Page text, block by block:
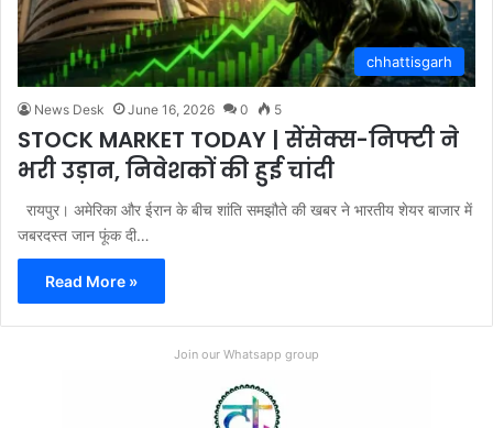
chhattisgarh
News Desk June 16, 2026 0 5
STOCK MARKET TODAY | सेंसेक्स-निफ्टी ने
भरी उड़ान, निवेशकों की हुई चांदी
रायपुर। अमेरिका और ईरान के बीच शांति समझौते की खबर ने भारतीय शेयर बाजार में
जबरदस्त जान फूंक दी…
Read More »
Join our Whatsapp group